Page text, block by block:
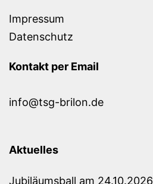
Impressum
Datenschutz
Kontakt per Email
info@tsg-brilon.de
Aktuelles
Jubiläumsball am 24.10.2026